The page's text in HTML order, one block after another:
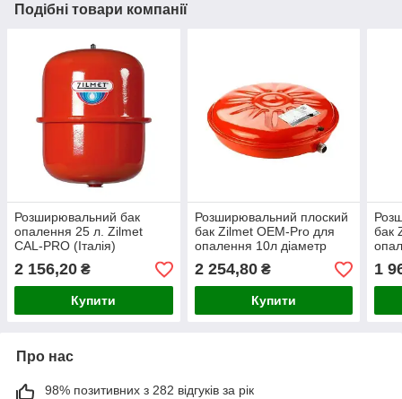
Подібні товари компанії
Розширювальний бак
опалення 25 л. Zilmet
CAL-PRO (Італія)
2 156,20 ₴
Купити
Розширювальний плоский
бак Zilmet OEM-Pro для
опалення 10л діаметр
2 254,80₴
Купити
бак
1
Про нас
98% позитивних з 282 відгуків за рік